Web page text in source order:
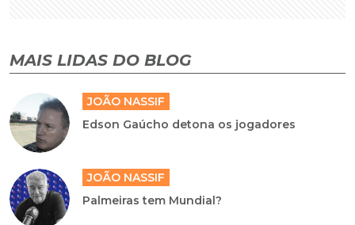
MAIS LIDAS DO BLOG
JOÃO NASSIF
Edson Gaúcho detona os jogadores
JOÃO NASSIF
Palmeiras tem Mundial?